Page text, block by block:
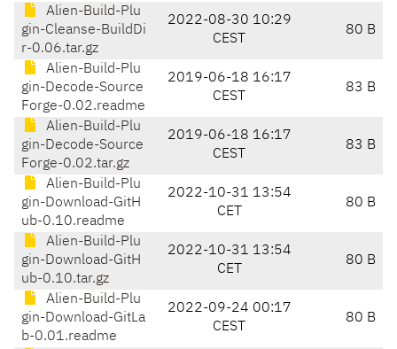
Alien-Build-Plu
gin-Cleanse-BuildDi
r-0.06.tar.gz
2022-08-30 10:29
CEST
80 B
Alien-Build-Plu
gin-Decode-Source
Forge-0.02.readme
2019-06-18 16:17
CEST
83 B
Alien-Build-Plu
gin-Decode-Source
Forge-0.02.tar.gz
2019-06-18 16:17
CEST
83 B
Alien-Build-Plu
gin-Download-GitH
ub-0.10.readme
2022-10-31 13:54
CET
80 B
Alien-Build-Plu
gin-Download-GitH
ub-0.10.tar.gz
2022-10-31 13:54
CET
80 B
Alien-Build-Plu
gin-Download-GitLa
b-0.01.readme
2022-09-24 00:17
CEST
80 B